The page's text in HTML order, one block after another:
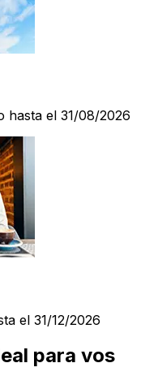
hasta el 31/08/2026
el 31/12/2026
para vos